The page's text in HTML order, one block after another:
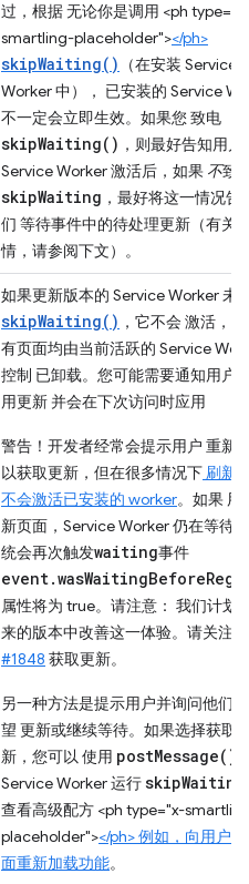
过，根据 无论你是调用 <ph type="x-
smartling-placeholder"></ph>
skipWaiting()
（在安装 Service
Worker 中）， 已安装的 Service
不一定会立即生效。如果您致电
skipWaiting() ，则最好告知用户
Service Worker 激活后，如果 不致
skipWaiting ，最好将这一情况告
们 等待事件中的待处理更新（有关
情，请参阅下文）。
如果更新版本的 Service Worker 未
skipWaiting() ，它不会 激活，
有页面均由当前活跃的 Service
控制 已卸载。您可能需要通知用户
用更新 并会在下次访问时应用
警告！ 开发者经常会提示用户 重新
以获取更新，但在很多情况下 刷新
不会激活已安装的 worker。如果 用
新页面，Service Worker 仍在等待，
统会再次触发waiting事件
属性将为 true。请注意： 我们计划
来的版本中改善这一体验。请关注
#1848 获取更新。
另一种方法是提示用户并询问他们
望 更新或继续等待。如果选择获取
新，您可以 使用 postMessage()
Service Worker 运行
查看高级配方 <ph type="x-
placeholder"></ph> 例如，向用户
面重新加载功能。